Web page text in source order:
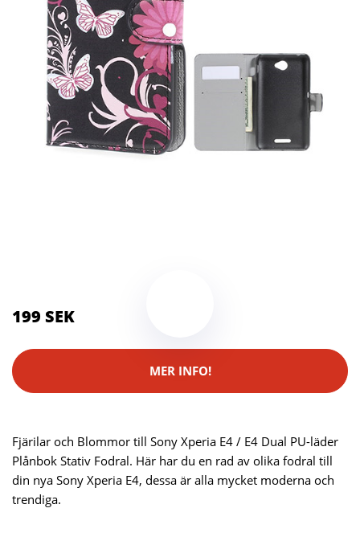
199 SEK
MER INFO!
Fjärilar och Blommor till Sony Xperia E4 / E4 Dual PU-läder
Plånbok Stativ Fodral. Här har du en rad av olika fodral till
din nya Sony Xperia E4, dessa är alla mycket moderna och
trendiga.